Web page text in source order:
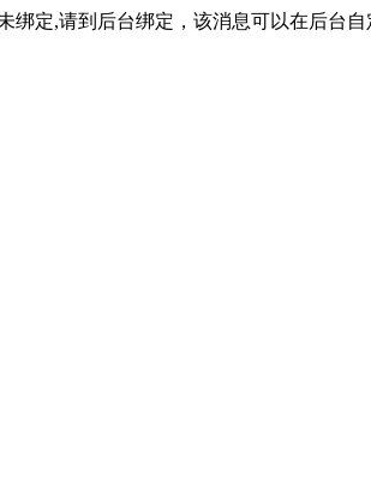
绑定,请到后台绑定，该消息可以在后台自